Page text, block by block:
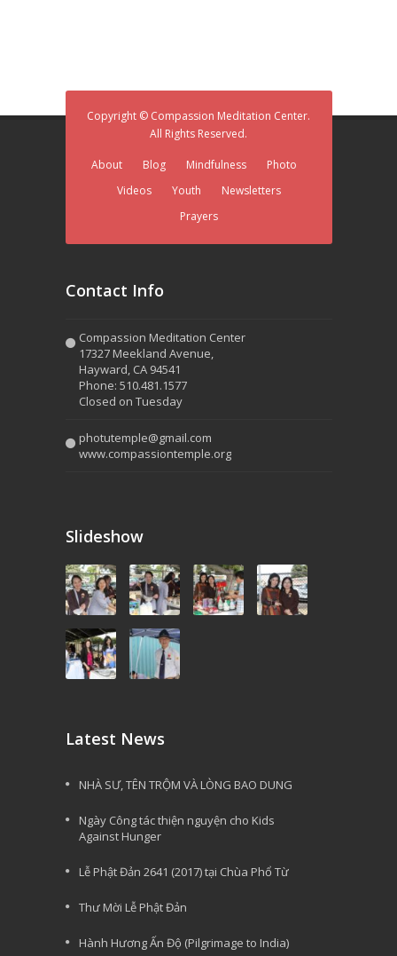
Copyright © Compassion Meditation Center.
All Rights Reserved.
About Blog Mindfulness
Photo
Videos
Youth
Newsletters
Prayers
Contact Info
Compassion Meditation Center
17327 Meekland Avenue,
Hayward, CA 94541
Phone: 510.481.1577
Closed on Tuesday
photutemple@gmail.com
www.compassiontemple.org
Slideshow
Latest News
NHÀ SƯ, TÊN TRỘM VÀ LÒNG BAO DUNG
Ngày Công tác thiện nguyện cho Kids
Against Hunger
Lễ Phật Đản 2641 (2017) tại Chùa Phổ Từ
Thư Mời Lễ Phật Đản
Hành Hương Ấn Độ (Pilgrimage to India)